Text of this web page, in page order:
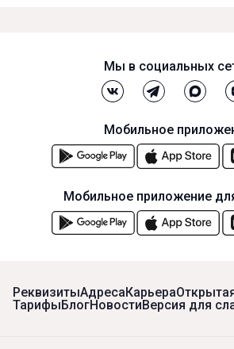
РеквизитыАдресаКарьера
ТарифыБлогНовостиВерсия для
Мы в социальных
Мобильное
Мобильное приложение